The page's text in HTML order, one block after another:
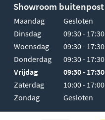
Showroom buitenpost
Maandag
Gesloten
Dinsdag
09:30 - 17:30
Woensdag
09:30 - 17:30
Donderdag
09:30 - 17:30
Vrijdag
09:30 - 17:30
Zaterdag
10:00 - 17:00
Zondag
Gesloten